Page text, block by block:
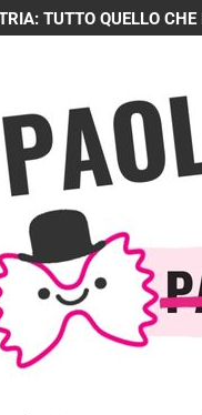
TUTTO QUELLO CHE